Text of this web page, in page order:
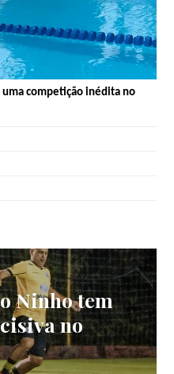
competição inédita no
Ninho tem
no